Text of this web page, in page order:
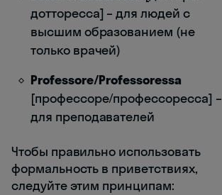
дотторесса] – для людей с
высшим образованием (не
только врачей)
Professore/Professoressa
[профессоре/профессоресса] –
для преподавателей
Чтобы правильно использовать
формальность в приветствиях,
следуйте этим принципам: